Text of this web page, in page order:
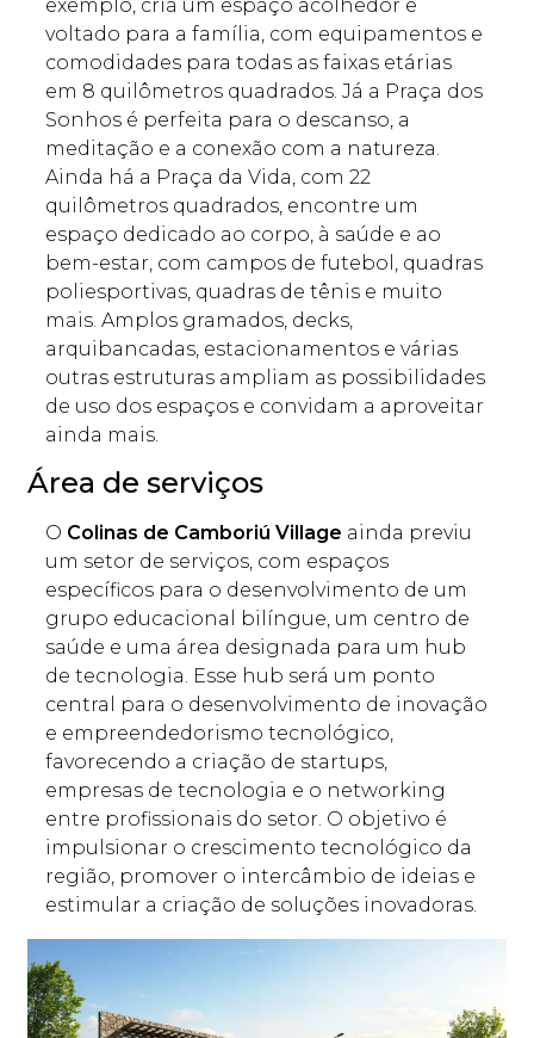
exemplo, cria um espaço acolhedor e
voltado para a família, com equipamentos e
comodidades para todas as faixas etárias
em 8 quilômetros quadrados. Já a Praça dos
Sonhos é perfeita para o descanso, a
meditação e a conexão com a natureza.
Ainda há a Praça da Vida, com 22
quilômetros quadrados, encontre um
espaço dedicado ao corpo, à saúde e ao
bem-estar, com campos de futebol, quadras
poliesportivas, quadras de tênis e muito
mais. Amplos gramados, decks,
arquibancadas, estacionamentos e várias
outras estruturas ampliam as possibilidades
de uso dos espaços e convidam a aproveitar
ainda mais.
Área de serviços
O Colinas de Camboriú Village ainda previu
um setor de serviços, com espaços
específicos para o desenvolvimento de um
grupo educacional bilíngue, um centro de
saúde e uma área designada para um hub
de tecnologia. Esse hub será um ponto
central para o desenvolvimento de inovação
e empreendedorismo tecnológico,
favorecendo a criação de startups,
empresas de tecnologia e o networking
entre profissionais do setor. O objetivo é
impulsionar o crescimento tecnológico da
região, promover o intercâmbio de ideias e
estimular a criação de soluções inovadoras.